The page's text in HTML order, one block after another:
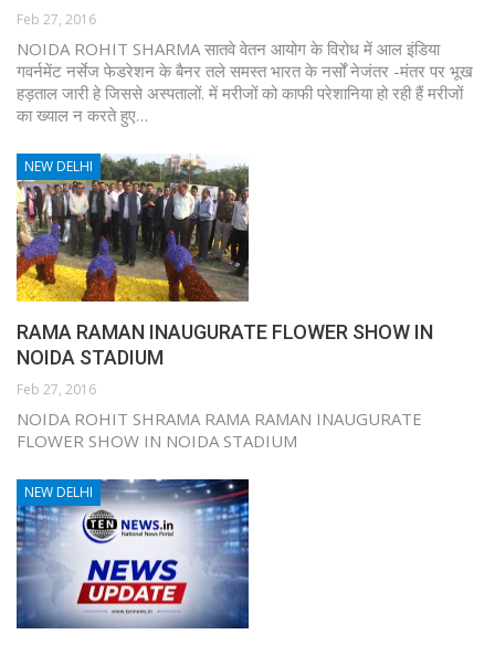
Feb 27, 2016
NOIDA ROHIT SHARMA सातवे वेतन आयोग के विरोध में आल इंडिया
गवर्नमेंट नर्सेज फेडरेशन के बैनर तले समस्त भारत के नर्सों नेजंतर -मंतर पर भूख
हड़ताल जारी हे जिससे अस्पतालों. में मरीजों को काफी परेशानिया हो रही हैं मरीजों
का ख्याल न करते हुए…
NEW DELHI
RAMA RAMAN INAUGURATE FLOWER SHOW IN
NOIDA STADIUM
Feb 27, 2016
NOIDA ROHIT SHRAMA RAMA RAMAN INAUGURATE
FLOWER SHOW IN NOIDA STADIUM
NEW DELHI